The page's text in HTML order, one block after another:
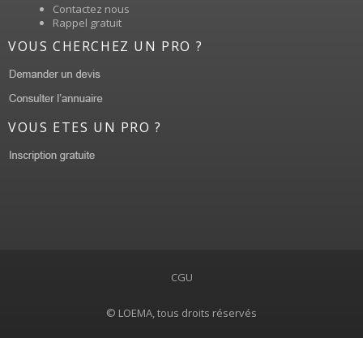
Contactez nous
Rappel gratuit
VOUS CHERCHEZ UN PRO ?
VOUS ETES UN PRO ?
CGU
© LOEMA, tous droits réservés